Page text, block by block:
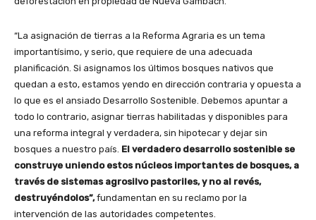
“La asignación de tierras a la Reforma Agraria es un tema
importantísimo, y serio, que requiere de una adecuada
planificación. Si asignamos los últimos bosques nativos que
quedan a esto, estamos yendo en dirección contraria y opuesta a
lo que es el ansiado Desarrollo Sostenible. Debemos apuntar a
todo lo contrario, asignar tierras habilitadas y disponibles para
una reforma integral y verdadera, sin hipotecar y dejar sin
bosques a nuestro país. El verdadero desarrollo sostenible se
construye uniendo estos núcleos importantes de bosques, a
través de sistemas agrosilvo pastoriles, y no al revés,
destruyéndolos”,fundamentan en su reclamo por la
intervención de las autoridades competentes.